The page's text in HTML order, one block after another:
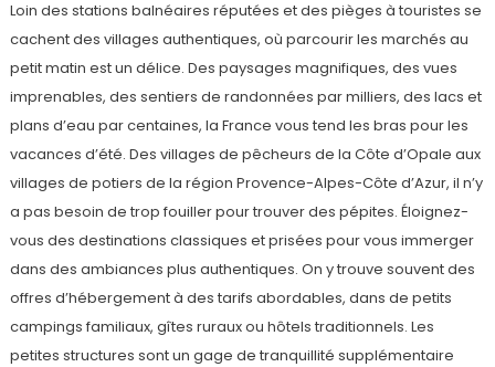
Loin des stations balnéaires réputées et des pièges à touristes se
cachent des villages authentiques, où parcourir les marchés au
petit matin est un délice. Des paysages magnifiques, des vues
imprenables, des sentiers de randonnées par milliers, des lacs et
plans d’eau par centaines, la France vous tend les bras pour les
vacances d’été. Des villages de pêcheurs de la Côte d’Opale aux
villages de potiers de la région Provence-Alpes-Côte d’Azur, il n’y
a pas besoin de trop fouiller pour trouver des pépites. Éloignez-
vous des destinations classiques et prisées pour vous immerger
dans des ambiances plus authentiques. On y trouve souvent des
offres d’hébergement à des tarifs abordables, dans de petits
campings familiaux, gîtes ruraux ou hôtels traditionnels. Les
petites structures sont un gage de tranquillité supplémentaire